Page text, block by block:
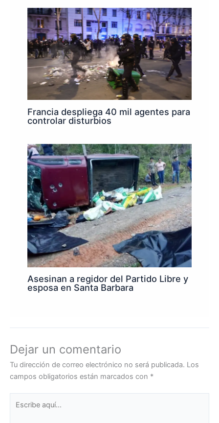
Francia despliega 40 mil agentes para
controlar disturbios
Asesinan a regidor del Partido Libre y
esposa en Santa Barbara
Dejar un comentario
Tu dirección de correo electrónico no será publicada. Los
campos obligatorios están marcados con *
aquí...